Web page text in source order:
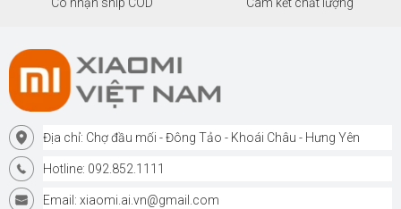
Có nhận ship COD Cam kết chất lượng
Địa chỉ: Chợ đầu mối - Đông Tảo - Khoái Châu - Hưng Yên
Hotline: 092.852.1111
Email: xiaomi.ai.vn@gmail.com